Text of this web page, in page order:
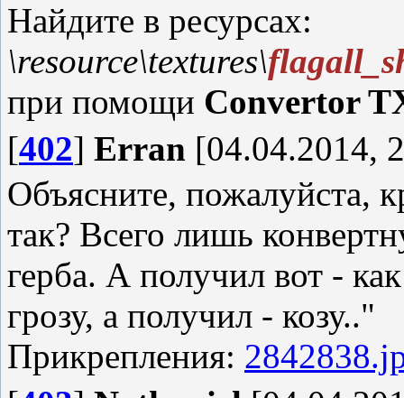
Найдите в ресурсах:
\resource\textures\
при помощи Convertor
[402] Erran [04.04.2014,
Объясните, пожалуйста,
так? Всего лишь
герба. А получил вот -
грозу, а получил - козу.."
Прикрепления: